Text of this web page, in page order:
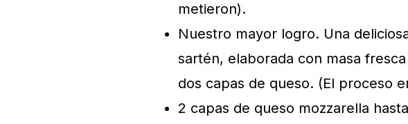
metieron).
Nuestro mayor logro. Una
sartén, elaborada con masa
dos capas de queso. (El proceso
2 capas de queso mozzarella